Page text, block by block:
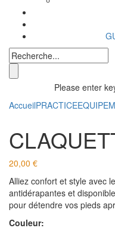
Please enter
AccueilPRACTICE
20,00 €
Alliez confort et style avec
antidérapantes et
pour détendre vos pieds
Couleur: